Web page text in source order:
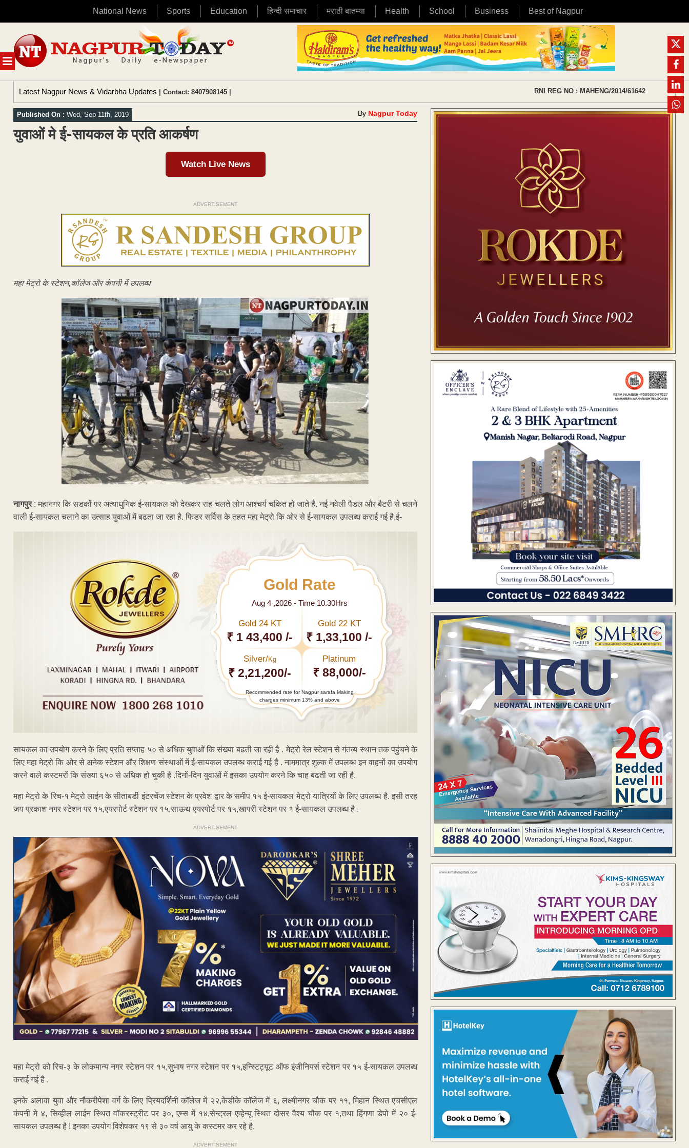
National News Sports Education हिन्दी समाचार मराठी बातम्या Health School Business Best of Nagpur
MENU
content
Latest Nagpur News & Vidarbha Updates | Contact: 8407908145 | RNI REG NO : MAHENG/2014/61642
Published On : Wed, Sep 11th, 2019 By Nagpur Today
युवाओं मे ई-सायकल के प्रति आकर्षण
Watch Live News
ADVERTISEMENT
महा मेट्रो के स्टेशन,कॉलेज और कंपनी में उपलब्ध
नागपुर : महानगर कि सडकों पर अत्याधुनिक ई-सायकल को देखकर राह चलते लोग आश्चर्य चकित हो जाते है. नई नवेली पैडल और बैटरी से चलने
वाली ई-सायकल चलाने का उत्साह युवाओं में बढता जा रहा है. फिडर सर्विस के तहत महा मेट्रो कि ओर से ई-सायकल उपलब्ध कराई गई है.ई-
Gold Rate
Aug 4 ,2026 - Time 10.30Hrs
Gold 24 KT
₹ 1 43,400 /-
Gold 22 KT
₹ 1,33,100 /-
Silver/Kg
₹ 2,21,200/-
Platinum
₹ 88,000/-
Recommended rate for Nagpur sarafa Making
charges minimum 13% and above
सायकल का उपयोग करने के लिए प्रति सप्ताह ५० से अधिक युवाओं कि संख्या बढती जा रही है . मेट्रो रेल स्टेशन से गंतव्य स्थान तक पहुंचने के
लिए महा मेट्रो कि ओर से अनेक स्टेशन और शिक्षण संस्थाओं में ई-सायकल उपलब्ध कराई गई है . नाममात्र शुल्क में उपलब्ध इन वाहनों का उपयोग
करने वाले कस्टमरों कि संख्या ६५० से अधिक हो चुकी है .दिनों-दिन युवाओं में इसका उपयोग करने कि चाह बढती जा रही है.
महा मेट्रो के रिच-१ मेट्रो लाईन के सीताबर्डी इंटरचेंज स्टेशन के प्रवेश द्वार के समीप १५ ई-सायकल मेट्रो यात्रियों के लिए उपलब्ध है. इसी तरह
जय प्रकाश नगर स्टेशन पर १५,एयरपोर्ट स्टेशन पर १५,साऊथ एयरपोर्ट पर १५,खापरी स्टेशन पर १ ई-सायकल उपलब्ध है .
ADVERTISEMENT
महा मेट्रो को रिच-३ के लोकमान्य नगर स्टेशन पर १५,सुभाष नगर स्टेशन पर १५,इन्स्टिट्यूट ऑफ इंजीनियर्स स्टेशन पर १५ ई-सायकल उपलब्ध
कराई गई है .
इनके अलावा युवा और नौकरीपेशा वर्ग के लिए प्रियदर्शिनी कॉलेज में २२,केडीके कॉलेज में ६, लक्ष्मीनगर चौक पर ११, मिहान स्थित एचसीएल
कंपनी मे ४, सिव्हील लाईन स्थित वॉकरस्ट्रीट पर ३०, एम्स में १४,सेन्ट्रल एव्हेन्यू स्थित दोसर वैश्य चौक पर १,तथा हिंगणा डेपो में २० ई-
सायकल उपलब्ध है ! इनका उपयोग विशेषकर १९ से ३० वर्ष आयु के कस्टमर कर रहे है.
ADVERTISEMENT